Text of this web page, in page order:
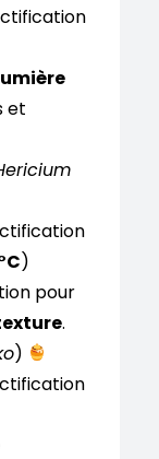
et
)
pour
.
)